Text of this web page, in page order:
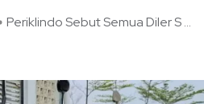
Periklindo Sebut Semua Diler S ...